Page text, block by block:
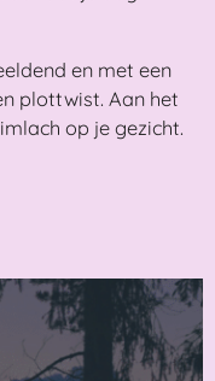
en met een
plottwist. Aan het
op je gezicht.